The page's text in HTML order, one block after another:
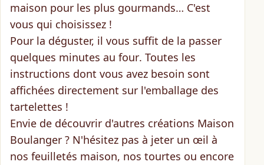
maison pour les plus gourmands… C'est
vous qui choisissez !
Pour la déguster, il vous suffit de la passer
quelques minutes au four. Toutes les
instructions dont vous avez besoin sont
affichées directement sur l'emballage des
tartelettes !
Envie de découvrir d'autres créations Maison
Boulanger ? N'hésitez pas à jeter un œil à
nos feuilletés maison, nos tourtes ou encore